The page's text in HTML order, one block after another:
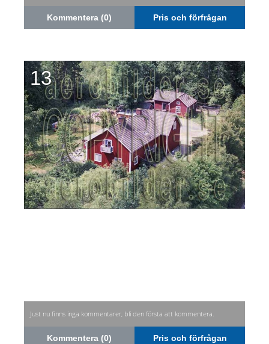
Kommentera (0) Pris och förfrågan
13
Just nu finns inga kommentarer, bli den första att kommentera.
Kommentera (0) Pris och förfrågan